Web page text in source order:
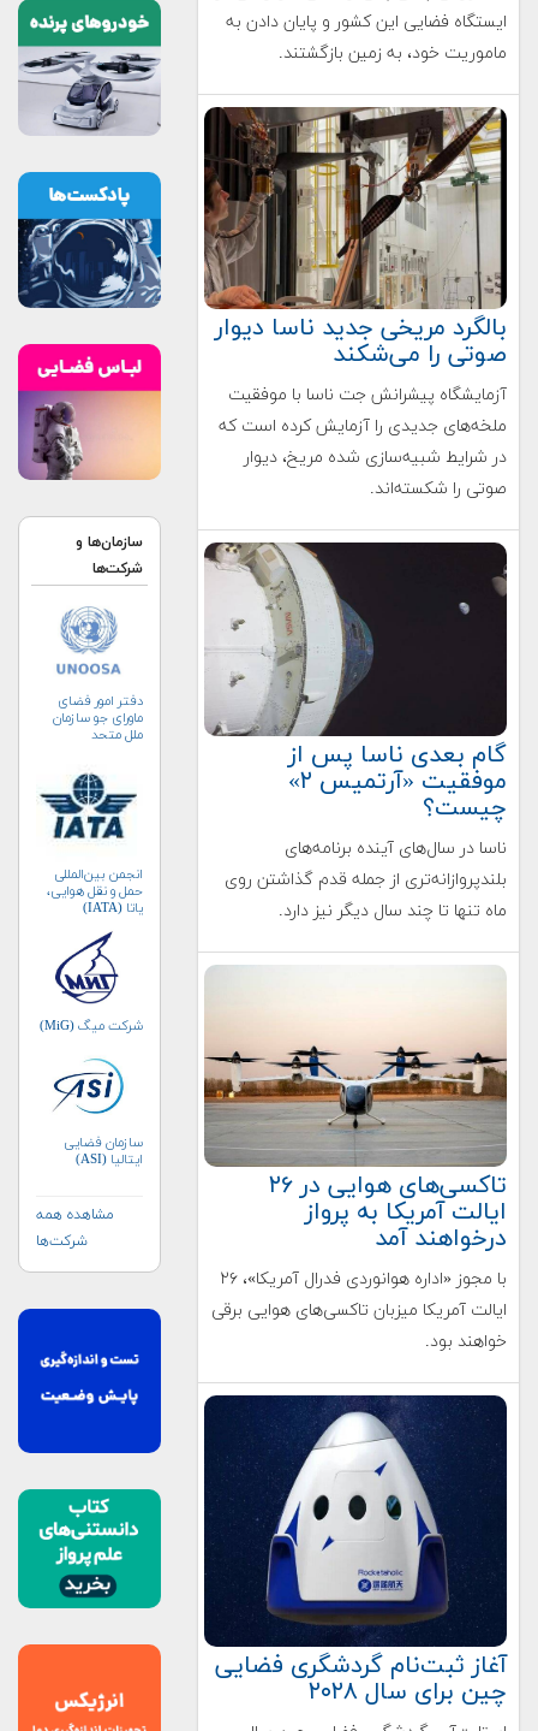
ایستگاه فضایی این کشور و پایان دادن به
ماموریت خود، به زمین بازگشتند.
بالگرد مریخی جدید ناسا دیوار
صوتی را می‌شکند
آزمایشگاه پیشرانش جت ناسا با موفقیت
ملخه‌های جدیدی را آزمایش کرده است که
در شرایط شبیه‌سازی شده مریخ، دیوار
صوتی را شکسته‌اند.
گام بعدی ناسا پس از
موفقیت «آرتمیس ۲»
چیست؟
ناسا در سال‌های آینده برنامه‌های
بلندپروازانه‌تری از جمله قدم گذاشتن روی
ماه تنها تا چند سال دیگر نیز دارد.
تاکسی‌های هوایی در ۲۶
ایالت آمریکا به پرواز
درخواهند آمد
با مجوز «اداره هوانوردی فدرال آمریکا»، ۲۶
ایالت آمریکا میزبان تاکسی‌های هوایی برقی
خواهند بود.
آغاز ثبت‌نام گردشگری فضایی
چین برای سال ۲۰۲۸
سازمان‌ها و
شرکت‌ها
دفتر امور فضای
ماورای جو سازمان
ملل متحد
انجمن بین‌المللی
حمل و نقل هوایی،
یاتا (IATA)
شرکت میگ (MiG)
سازمان فضایی
ایتالیا (ASI)
مشاهده همه
شرکت‌ها